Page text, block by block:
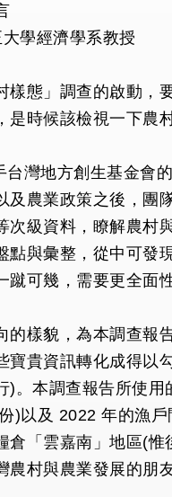
學經濟學系教授
樣態」調查的啟動，
時候該檢視一下農
灣地方創生基金會
及農業政策之後，團
次級資料，瞭解農村
點與彙整，從中可發
可幾，需要更全面
的樣貌，為本調查報
寶貴資訊轉化成得以
)。本調查報告所使
)以及 2022 年的漁
倉「雲嘉南」地區(
村與農業發展的朋